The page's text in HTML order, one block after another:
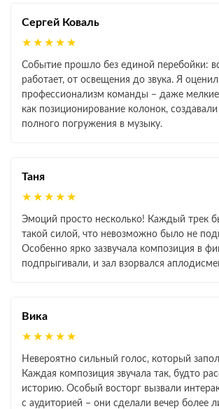
Сергей Коваль
★★★★★
Событие прошло без единой перебойки:
работает, от освещения до звука. Я оценил
профессионализм команды – даже мелкие
как позиционирование колонок,
полного погружения в музыку.
Таня
★★★★★
Эмоций просто несколько! Каждый трек
такой силой, что невозможно было не
Особенно ярко зазвучала композиция в
подпрыгивали, и зал взорвался
Вика
★★★★★
Невероятно сильный голос, который
Каждая композиция звучала так, будто
историю. Особый восторг вызвали
с аудиторией – они сделали вечер более